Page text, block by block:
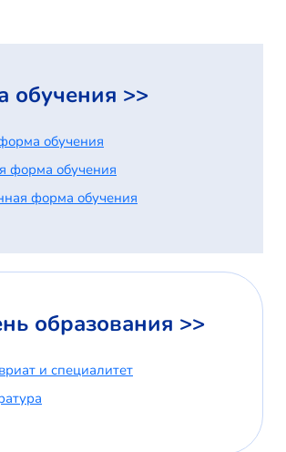
обучения >>
обучения
форма обучения
форма обучения
образования >>
и специалитет